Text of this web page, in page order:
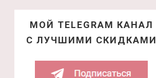
МОЙ TELEGRAM КАНАЛ
С ЛУЧШИМИ СКИДКАМИ